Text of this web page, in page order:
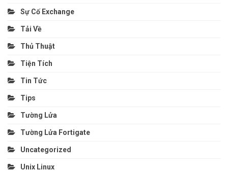
Sự Cố Exchange
Tải Về
Thủ Thuật
Tiện Tích
Tin Tức
Tips
Tường Lửa
Tường Lửa Fortigate
Uncategorized
Unix Linux